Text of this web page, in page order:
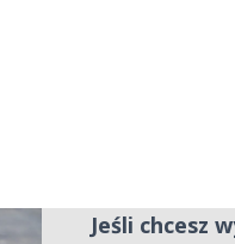
Jeśli chcesz